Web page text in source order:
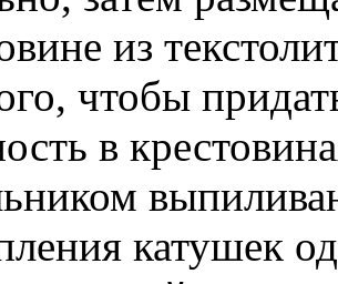
из
чтобы
в
катушек